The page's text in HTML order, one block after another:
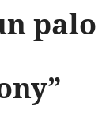
palo